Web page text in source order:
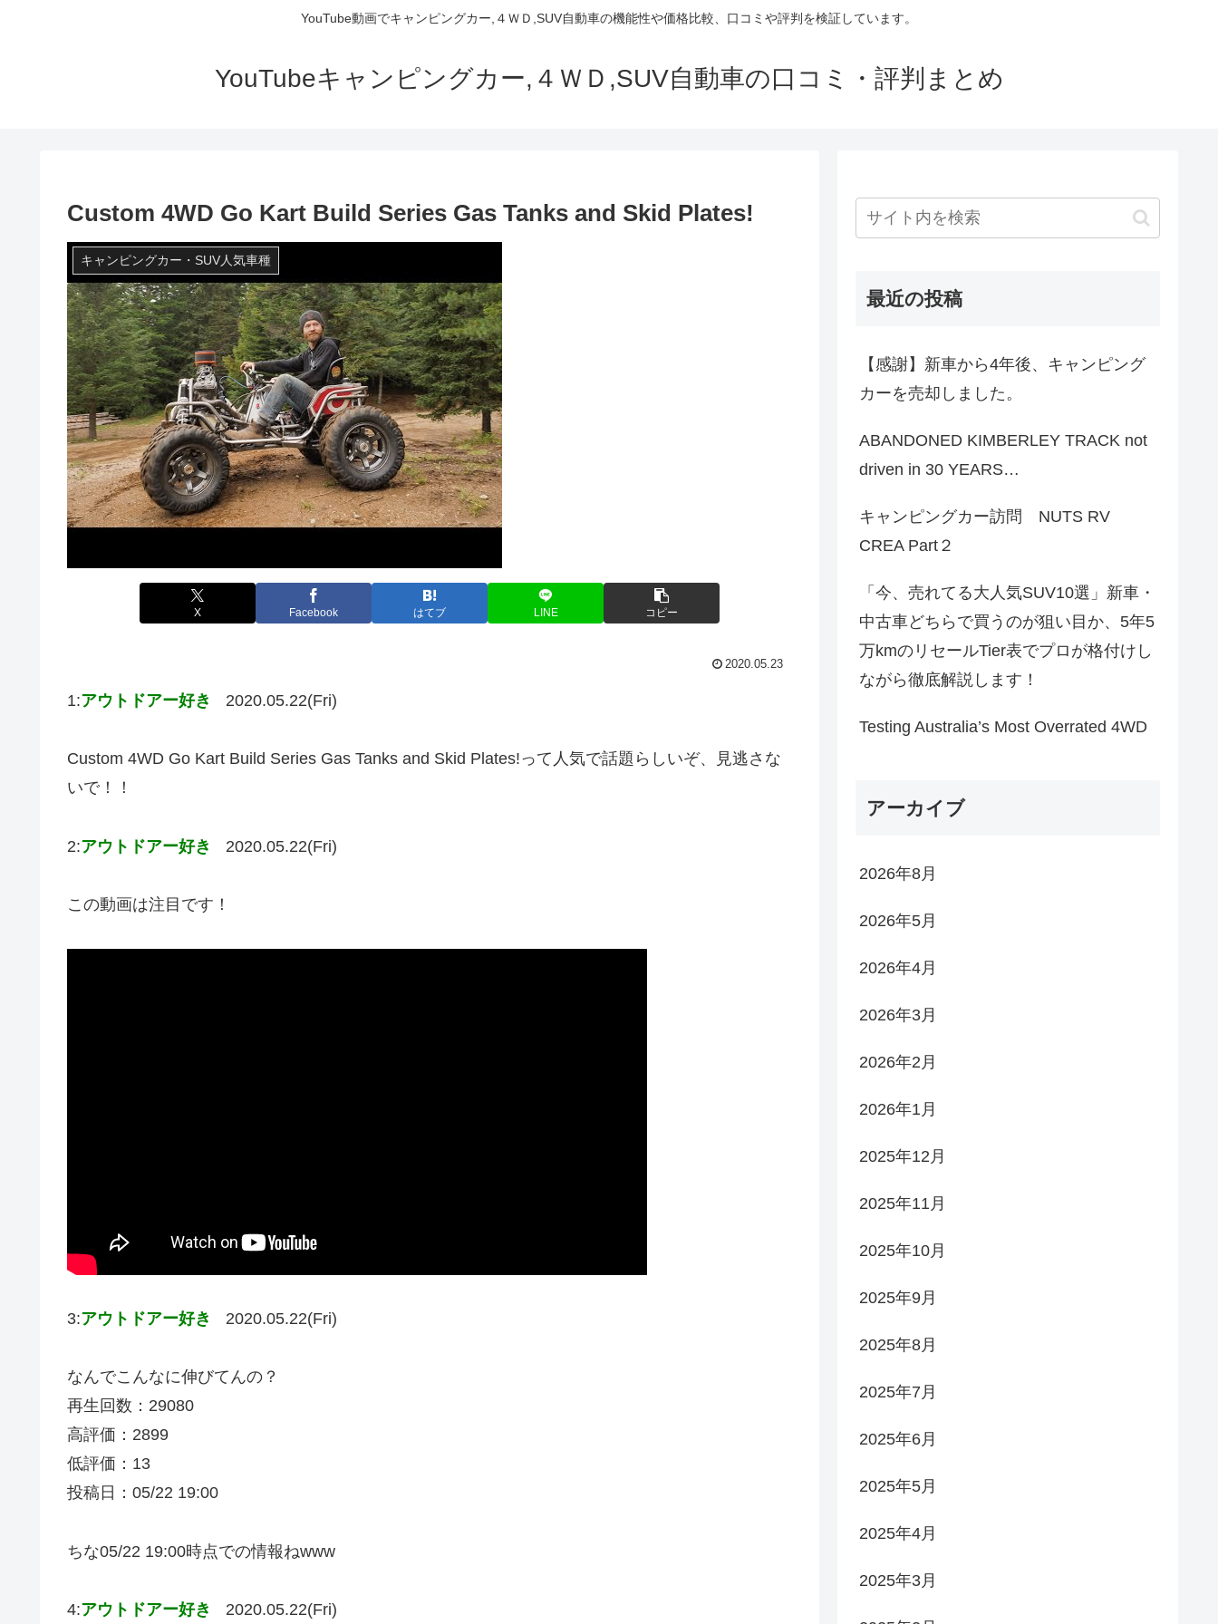
YouTube動画でキャンピングカー,４ＷＤ,SUV自動車の機能性や価格比較、口コミや評判を検証しています。
YouTubeキャンピングカー,４ＷＤ,SUV自動車の口コミ・評判まとめ
Custom 4WD Go Kart Build Series Gas Tanks and Skid Plates!
キャンピングカー・SUV人気車種
X Facebook はてブ LINE コピー
2020.05.23
1:アウトドアー好き 2020.05.22(Fri)
Custom 4WD Go Kart Build Series Gas Tanks and Skid Plates!って人気で話題らしいぞ、見逃さな
いで！！
2:アウトドアー好き 2020.05.22(Fri)
この動画は注目です！
3:アウトドアー好き 2020.05.22(Fri)
なんでこんなに伸びてんの？
再生回数：29080
高評価：2899
低評価：13
投稿日：05/22 19:00
ちな05/22 19:00時点での情報ねwww
4:アウトドアー好き 2020.05.22(Fri)
最近の投稿
【感謝】新車から4年後、キャンピング
カーを売却しました。
ABANDONED KIMBERLEY TRACK not
driven in 30 YEARS…
キャンピングカー訪問 NUTS RV
CREA Part２
「今、売れてる大人気SUV10選」新車・
中古車どちらで買うのが狙い目か、5年5
万kmのリセールTier表でプロが格付けし
ながら徹底解説します！
Testing Australia’s Most Overrated 4WD
アーカイブ
2026年8月
2026年5月
2026年4月
2026年3月
2026年2月
2026年1月
2025年12月
2025年11月
2025年10月
2025年9月
2025年8月
2025年7月
2025年6月
2025年5月
2025年4月
2025年3月